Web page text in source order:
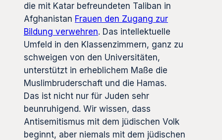
die mit Katar befreundeten Taliban in
Afghanistan Frauen den Zugang zur
Bildung verwehren. Das intellektuelle
Umfeld in den Klassenzimmern, ganz zu
schweigen von den Universitäten,
unterstützt in erheblichem Maße die
Muslimbruderschaft und die Hamas.
Das ist nicht nur für Juden sehr
beunruhigend. Wir wissen, dass
Antisemitismus mit dem jüdischen Volk
beginnt, aber niemals mit dem jüdischen